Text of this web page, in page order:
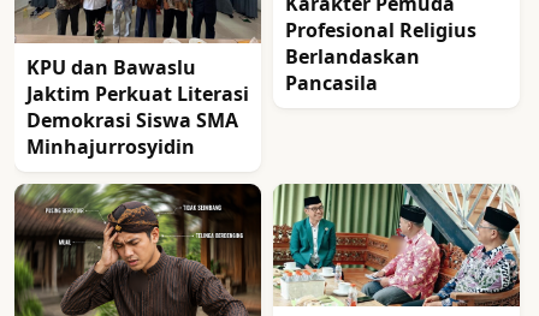
KPU dan Bawaslu
Jaktim Perkuat Literasi
Demokrasi Siswa SMA
Minhajurrosyidin
Profesional Religius
Berlandaskan
Pancasila